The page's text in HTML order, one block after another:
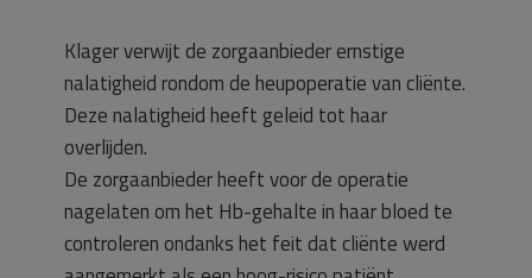
Klager verwijt de zorgaanbieder ernstige
nalatigheid rondom de heupoperatie van cliënte.
Deze nalatigheid heeft geleid tot haar
overlijden.
De zorgaanbieder heeft voor de operatie
nagelaten om het Hb-gehalte in haar bloed te
controleren ondanks het feit dat cliënte werd